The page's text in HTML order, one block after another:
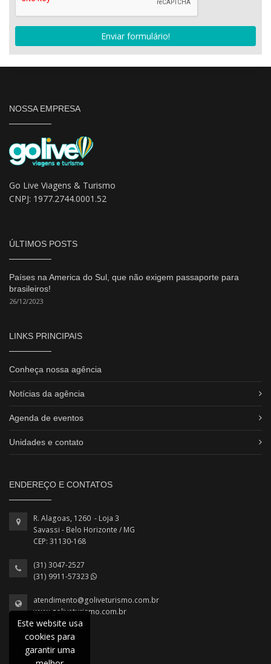
Enviar formulário!
NOSSA EMPRESA
Go Live Viagens & Turismo
CNPJ: 1977.2744.0001.52
ÚLTIMOS POSTS
Países na America do Sul, que não exigem passaporte para
brasileiros!
26/12/2023
LINKS PRINCIPAIS
Conheça nossa agência
Notícias da agência
Agenda de eventos
Unidades e contato
ENDEREÇO E CONTATOS
R. Alagoas, 1260 - Loja 3
Savassi - Belo Horizonte / MG
CEP: 31130-168
(31) 3047-2527
(31) 9911-57323
atendimento@goliveturismo.com.br
www.goliveturismo.com.br
Este website usa
cookies para
garantir uma